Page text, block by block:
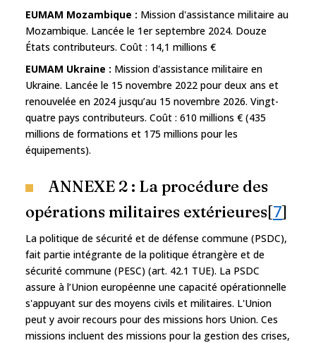
EUMAM Mozambique : Mission d'assistance militaire au
Mozambique. Lancée le 1er septembre 2024. Douze
États contributeurs. Coût : 14,1 millions €
EUMAM Ukraine : Mission d'assistance militaire en
Ukraine. Lancée le 15 novembre 2022 pour deux ans et
renouvelée en 2024 jusqu’au 15 novembre 2026. Vingt-
quatre pays contributeurs. Coût : 610 millions € (435
millions de formations et 175 millions pour les
équipements).
ANNEXE 2 : La procédure des
opérations militaires extérieures[7]
La politique de sécurité et de défense commune (PSDC),
fait partie intégrante de la politique étrangère et de
sécurité commune (PESC) (art. 42.1 TUE). La PSDC
assure à l’Union européenne une capacité opérationnelle
s'appuyant sur des moyens civils et militaires. L'Union
peut y avoir recours pour des missions hors Union. Ces
missions incluent des missions pour la gestion des crises,